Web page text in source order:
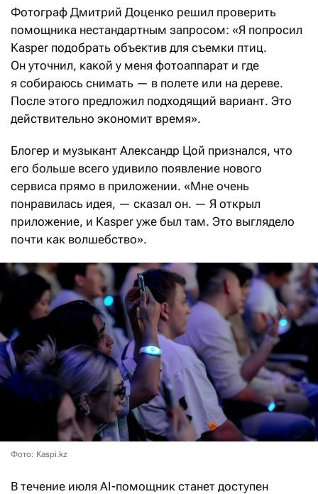
Фотограф Дмитрий Доценко решил проверить
помощника нестандартным запросом: «Я попросил
Kasper подобрать объектив для съемки птиц.
Он уточнил, какой у меня фотоаппарат и где
я собираюсь снимать — в полете или на дереве.
После этого предложил подходящий вариант. Это
действительно экономит время».
Блогер и музыкант Александр Цой признался, что
его больше всего удивило появление нового
сервиса прямо в приложении. «Мне очень
понравилась идея, — сказал он. — Я открыл
приложение, и Kasper уже был там. Это выглядело
почти как волшебство».
Фото: Kaspi.kz
В течение июля AI-помощник станет доступен